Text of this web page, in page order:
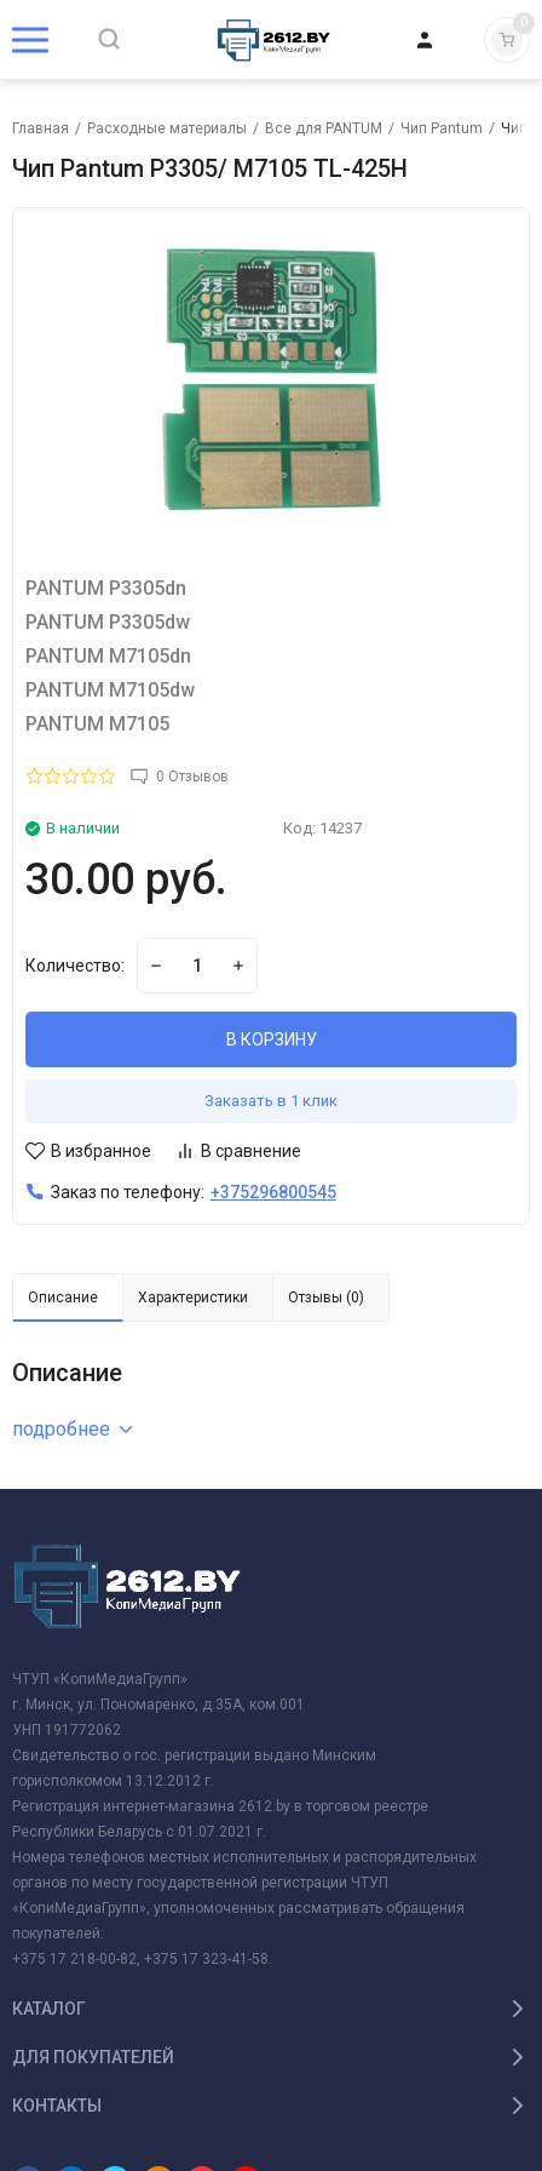
0
Главная / Расходные материалы / Все для PANTUM / Чип Pantum / Чип
Чип Pantum P3305/ M7105 TL-425H
PANTUM P3305dn
PANTUM P3305dw
PANTUM M7105dn
PANTUM M7105dw
PANTUM M7105
0 Отзывов
В наличии Код: 14237
30.00 руб.
Количество:
В КОРЗИНУ
Заказать в 1 клик
В избранное В сравнение
Заказ по телефону: +375296800545
Описание Характеристики Отзывы (0)
Описание
подробнее
ЧТУП «КопиМедиаГрупп»
г. Минск, ул. Пономаренко, д.35А, ком.001
УНП 191772062
Свидетельство о гос. регистрации выдано Минским
горисполкомом 13.12.2012 г.
Регистрация интернет-магазина 2612.by в торговом реестре
Республики Беларусь с 01.07.2021 г.
Номера телефонов местных исполнительных и распорядительных
органов по месту государственной регистрации ЧТУП
«КопиМедиаГрупп», уполномоченных рассматривать обращения
покупателей:
+375 17 218-00-82, +375 17 323-41-58.
КАТАЛОГ
ДЛЯ ПОКУПАТЕЛЕЙ
КОНТАКТЫ